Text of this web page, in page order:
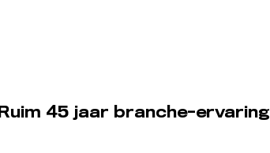
Ruim 45 jaar branche-ervaring